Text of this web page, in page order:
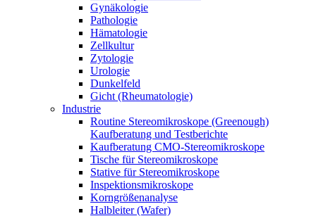
Gynäkologie
Pathologie
Hämatologie
Zellkultur
Zytologie
Urologie
Dunkelfeld
Gicht (Rheumatologie)
Industrie
Routine Stereomikroskope (Greenough)
Kaufberatung und Testberichte
Kaufberatung CMO-Stereomikroskope
Tische für Stereomikroskope
Stative für Stereomikroskope
Inspektionsmikroskope
Korngrößenanalyse
Halbleiter (Wafer)